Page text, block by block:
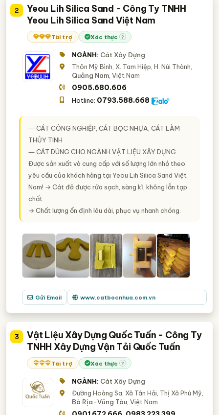
2
Yeou Lih Silica Sand - Công Ty TNHH
Yeou Lih Silica Sand Việt Nam
Tài trợ Xác thực ?
NGÀNH: Cát Xây Dựng
Thôn Mỹ Bình, X. Tam Hiệp, H. Núi Thành,
Quảng Nam, Việt Nam
0905.680.606
Hotline: 0793.588.668
― CÁT CÔNG NGHIỆP, CÁT BỌC NHỰA, CÁT LÀM
THỦY TINH
― CÁT DÙNG CHO NGÀNH VẬT LIỆU XÂY DỰNG
Được sản xuất và cung cấp với số lượng lớn nhỏ theo
yêu cầu của khách hàng tại Yeou Lih Silica Sand Việt
Nam! → Cát đã được rửa sạch, sàng kĩ, không lẫn tạp
chất
→ Chất lượng ổn định lâu dài, phục vụ nhanh chóng.
Gửi Email www.catbocnhua.com.vn
3
Vật Liệu Xây Dựng Quốc Tuấn - Công Ty
TNHH Xây Dựng Vận Tải Quốc Tuấn
Tài trợ Xác thực ?
NGÀNH: Cát Xây Dựng
Đường Hoàng Sa, Xã Tân Hải, Thị Xã Phú Mỹ,
Bà Rịa-Vũng Tàu, Việt Nam